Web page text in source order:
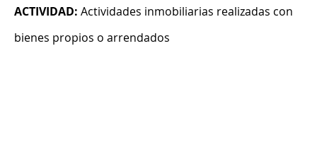
ACTIVIDAD: Actividades inmobiliarias realizadas con
bienes propios o arrendados